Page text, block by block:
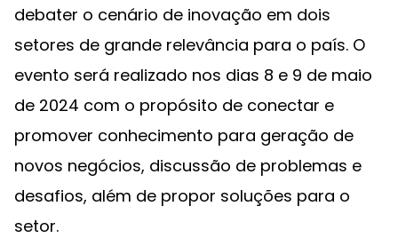
debater o cenário de inovação em dois
setores de grande relevância para o país. O
evento será realizado nos dias 8 e 9 de maio
de 2024 com o propósito de conectar e
promover conhecimento para geração de
novos negócios, discussão de problemas e
desafios, além de propor soluções para o
setor.